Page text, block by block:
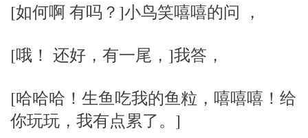
[如何啊 有吗？]小鸟笑嘻嘻的问 ，
[哦！ 还好，有一尾，]我答，
[哈哈哈！生鱼吃我的鱼粒，嘻嘻嘻！给
你玩玩，我有点累了。]